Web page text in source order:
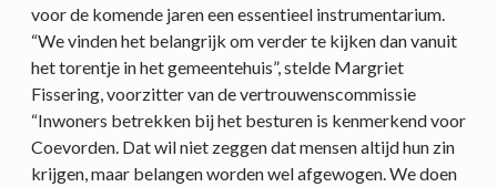
voor de komende jaren een essentieel instrumentarium.
“We vinden het belangrijk om verder te kijken dan vanuit
het torentje in het gemeentehuis”, stelde Margriet
Fissering, voorzitter van de vertrouwenscommissie
“Inwoners betrekken bij het besturen is kenmerkend voor
Coevorden. Dat wil niet zeggen dat mensen altijd hun zin
krijgen, maar belangen worden wel afgewogen. We doen